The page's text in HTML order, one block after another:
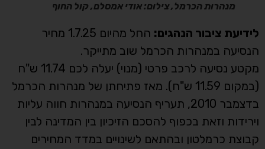
מנהרות הכרמל, צילום: אודי אמסלם, קול החוף
לידיעת ציבור הנהגים:
החל מהיום 1.7.25 מחיר
הנסיעה במנהרות הכרמל שוב מתייקר.
מקטע נסיעה לרכב פרטי (מנוי) יעלה לכם 11.74 ש"ח
(במקום 11.59 ש"ח). מאז פתיחתן של מנהרות הכרמל
בדצמבר 2010, תעריף הנסיעה במנהרות חווה עליות
וירידות וזאת בכפוף להסכם הזיכיון בין המדינה לבין
קבוצת כרמלטון ובהתאם לשינויים במדד המחירים